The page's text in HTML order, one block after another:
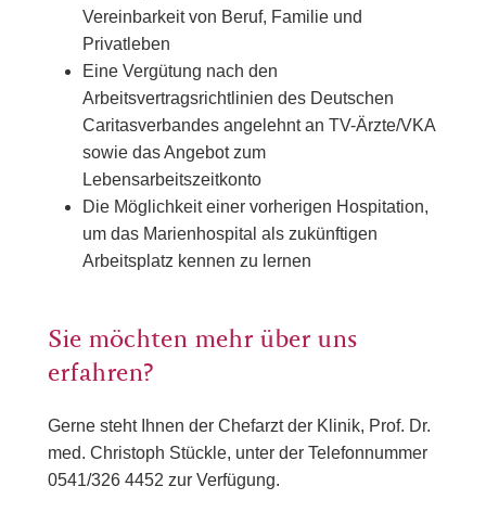
Vereinbarkeit von Beruf, Familie und
Privatleben
Eine Vergütung nach den
Arbeitsvertragsrichtlinien des Deutschen
Caritasverbandes angelehnt an TV-Ärzte/VKA
sowie das Angebot zum
Lebensarbeitszeitkonto
Die Möglichkeit einer vorherigen Hospitation,
um das Marienhospital als zukünftigen
Arbeitsplatz kennen zu lernen
Sie möchten mehr über uns
erfahren?
Gerne steht Ihnen der Chefarzt der Klinik, Prof. Dr.
med. Christoph Stückle, unter der Telefonnummer
0541/326 4452 zur Verfügung.